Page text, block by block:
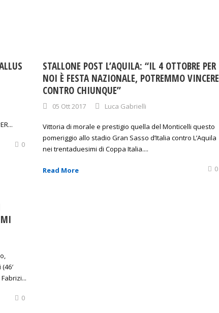
0
STALLONE POST L’AQUILA: “IL 4 OTTOBRE PER
NOI È FESTA NAZIONALE, POTREMMO VINCERE
CONTRO CHIUNQUE”
05 Ott 2017 Luca Gabrielli
Vittoria di morale e prestigio quella del Monticelli questo
pomeriggio allo stadio Gran Sasso d’Italia contro L’Aquila
nei trentaduesimi di Coppa Italia....
Read More 0
0